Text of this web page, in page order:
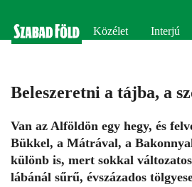
Közélet Interjú
Beleszeretni a tájba, a
Van az Alföldön egy hegy, és
Bükkel, a Mátrával, a
különb is, mert sokkal
lábánál sűrű, évszázados